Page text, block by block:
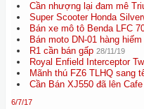
Cần nhượng lại đam mê
Super Scooter Honda
Bán xe mô tô Benda LFC
Bán moto DN-01 hàng hiếm
R1 cần bán gấp 28/11/19
Royal Enfield Interceptor
Mãnh thú FZ6 TLHQ sang
Cần Bán XJ550 đã lên
6/7/17